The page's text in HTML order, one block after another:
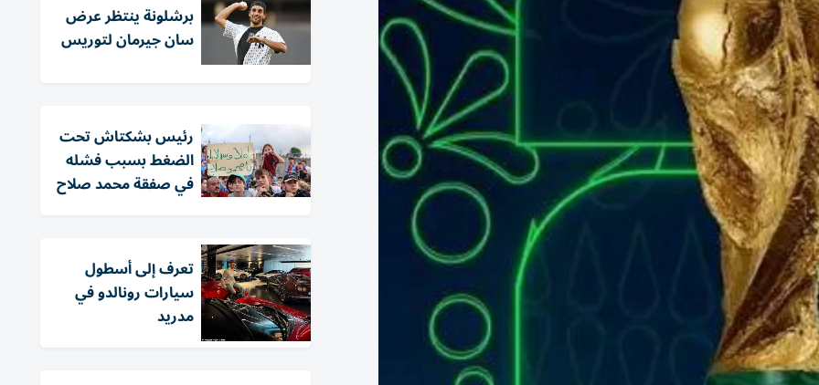
برشلونة ينتظر عرض
سان جيرمان لتوريس
رئيس بشكتاش تحت
الضغط بسبب فشله
في صفقة محمد صلاح
تعرف إلى أسطول
سيارات رونالدو في
مدريد